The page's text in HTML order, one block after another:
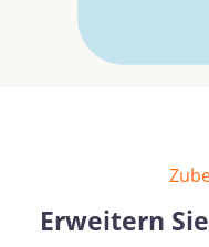
Erweitern